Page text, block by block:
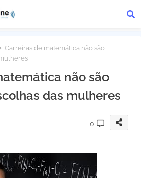
Carreiras de matemática não são
não são
das mulheres
0